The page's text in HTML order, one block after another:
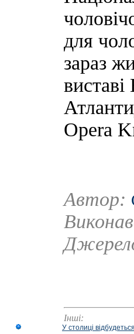
для
зараз
Opera
Автор:
Інші:
У столиці